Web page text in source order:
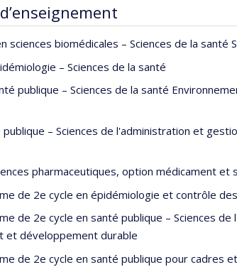
sciences biomédicales – Sciences de la santé
– Sciences de la santé
publique – Sciences de la santé
publique – Sciences de l'administration et
pharmaceutiques, option médicament et
de 2e cycle en épidémiologie et contrôle
de 2e cycle en santé publique – Sciences
et développement durable
de 2e cycle en santé publique pour cadres